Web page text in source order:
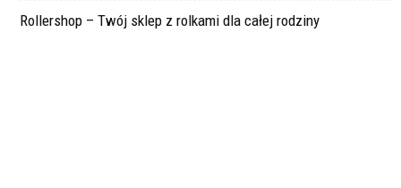
Rollershop – Twój sklep z rolkami dla całej rodziny